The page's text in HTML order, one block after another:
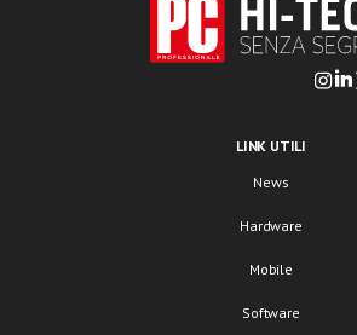
LINK UTILI
News
Hardware
Mobile
Software